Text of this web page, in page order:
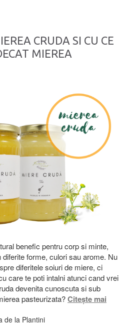
CRUDA SI CU CE
MIEREA
benefic pentru corp si minte,
forme, culori sau arome. Nu
diferitele soiuri de miere, ci
care te poti intalni atunci cand vrei
devenita cunoscuta si sub
pasteurizata?Citește mai
de la Plantini